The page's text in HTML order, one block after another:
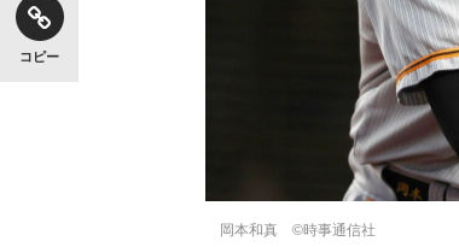
コピー
岡本和真 ©時事通信社